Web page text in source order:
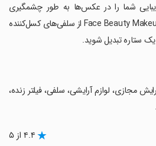
شما را در عکس‌ها به طور چشمگیری
افزایش می‌دهند. با Face Beauty Makeup Camera از سلفی‌های کسل‌کننده
ستاره تبدیل شوید.
مجازی، لوازم آرایشی، سلفی، فیلتر زنده،
۴.۴ از ۵